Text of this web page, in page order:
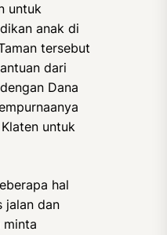
untuk
anak di
tersebut
dari
Dana
untuk
hal
jalan dan
minta